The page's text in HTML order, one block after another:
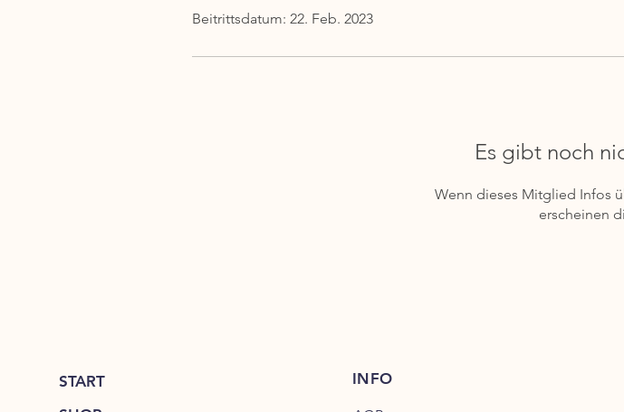
Beitrittsdatum: 22. Feb. 2023
Es gibt noch
Wenn dieses Mitglied Infos
erscheinen
START
INFO